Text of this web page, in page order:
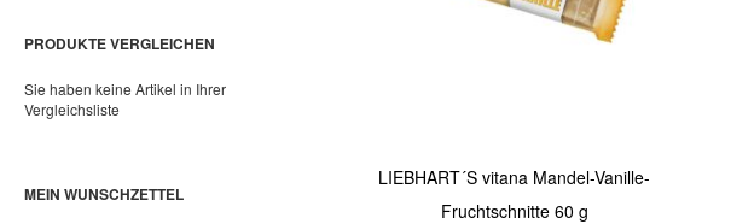
LIEBHART´S vitana Mandel-Vanille-
Fruchtschnitte 60 g
PRODUKTE VERGLEICHEN
Sie haben keine Artikel in Ihrer
Vergleichsliste
MEIN WUNSCHZETTEL